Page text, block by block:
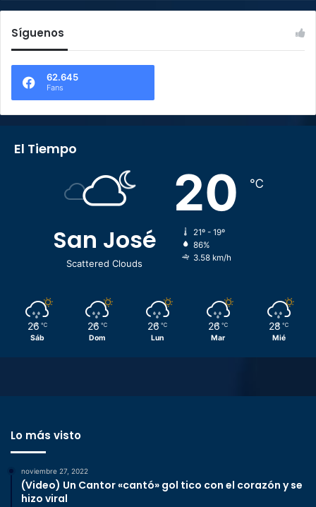
Síguenos
62.645
Fans
El Tiempo
San José
Scattered Clouds
20 ℃
21º - 19º
86%
3.58 km/h
26 ℃
Sáb
26 ℃
Dom
26 ℃
Lun
26 ℃
Mar
28 ℃
Mié
Lo más visto
noviembre 27, 2022
(Video) Un Cantor «cantó» gol tico con el corazón y se
hizo viral